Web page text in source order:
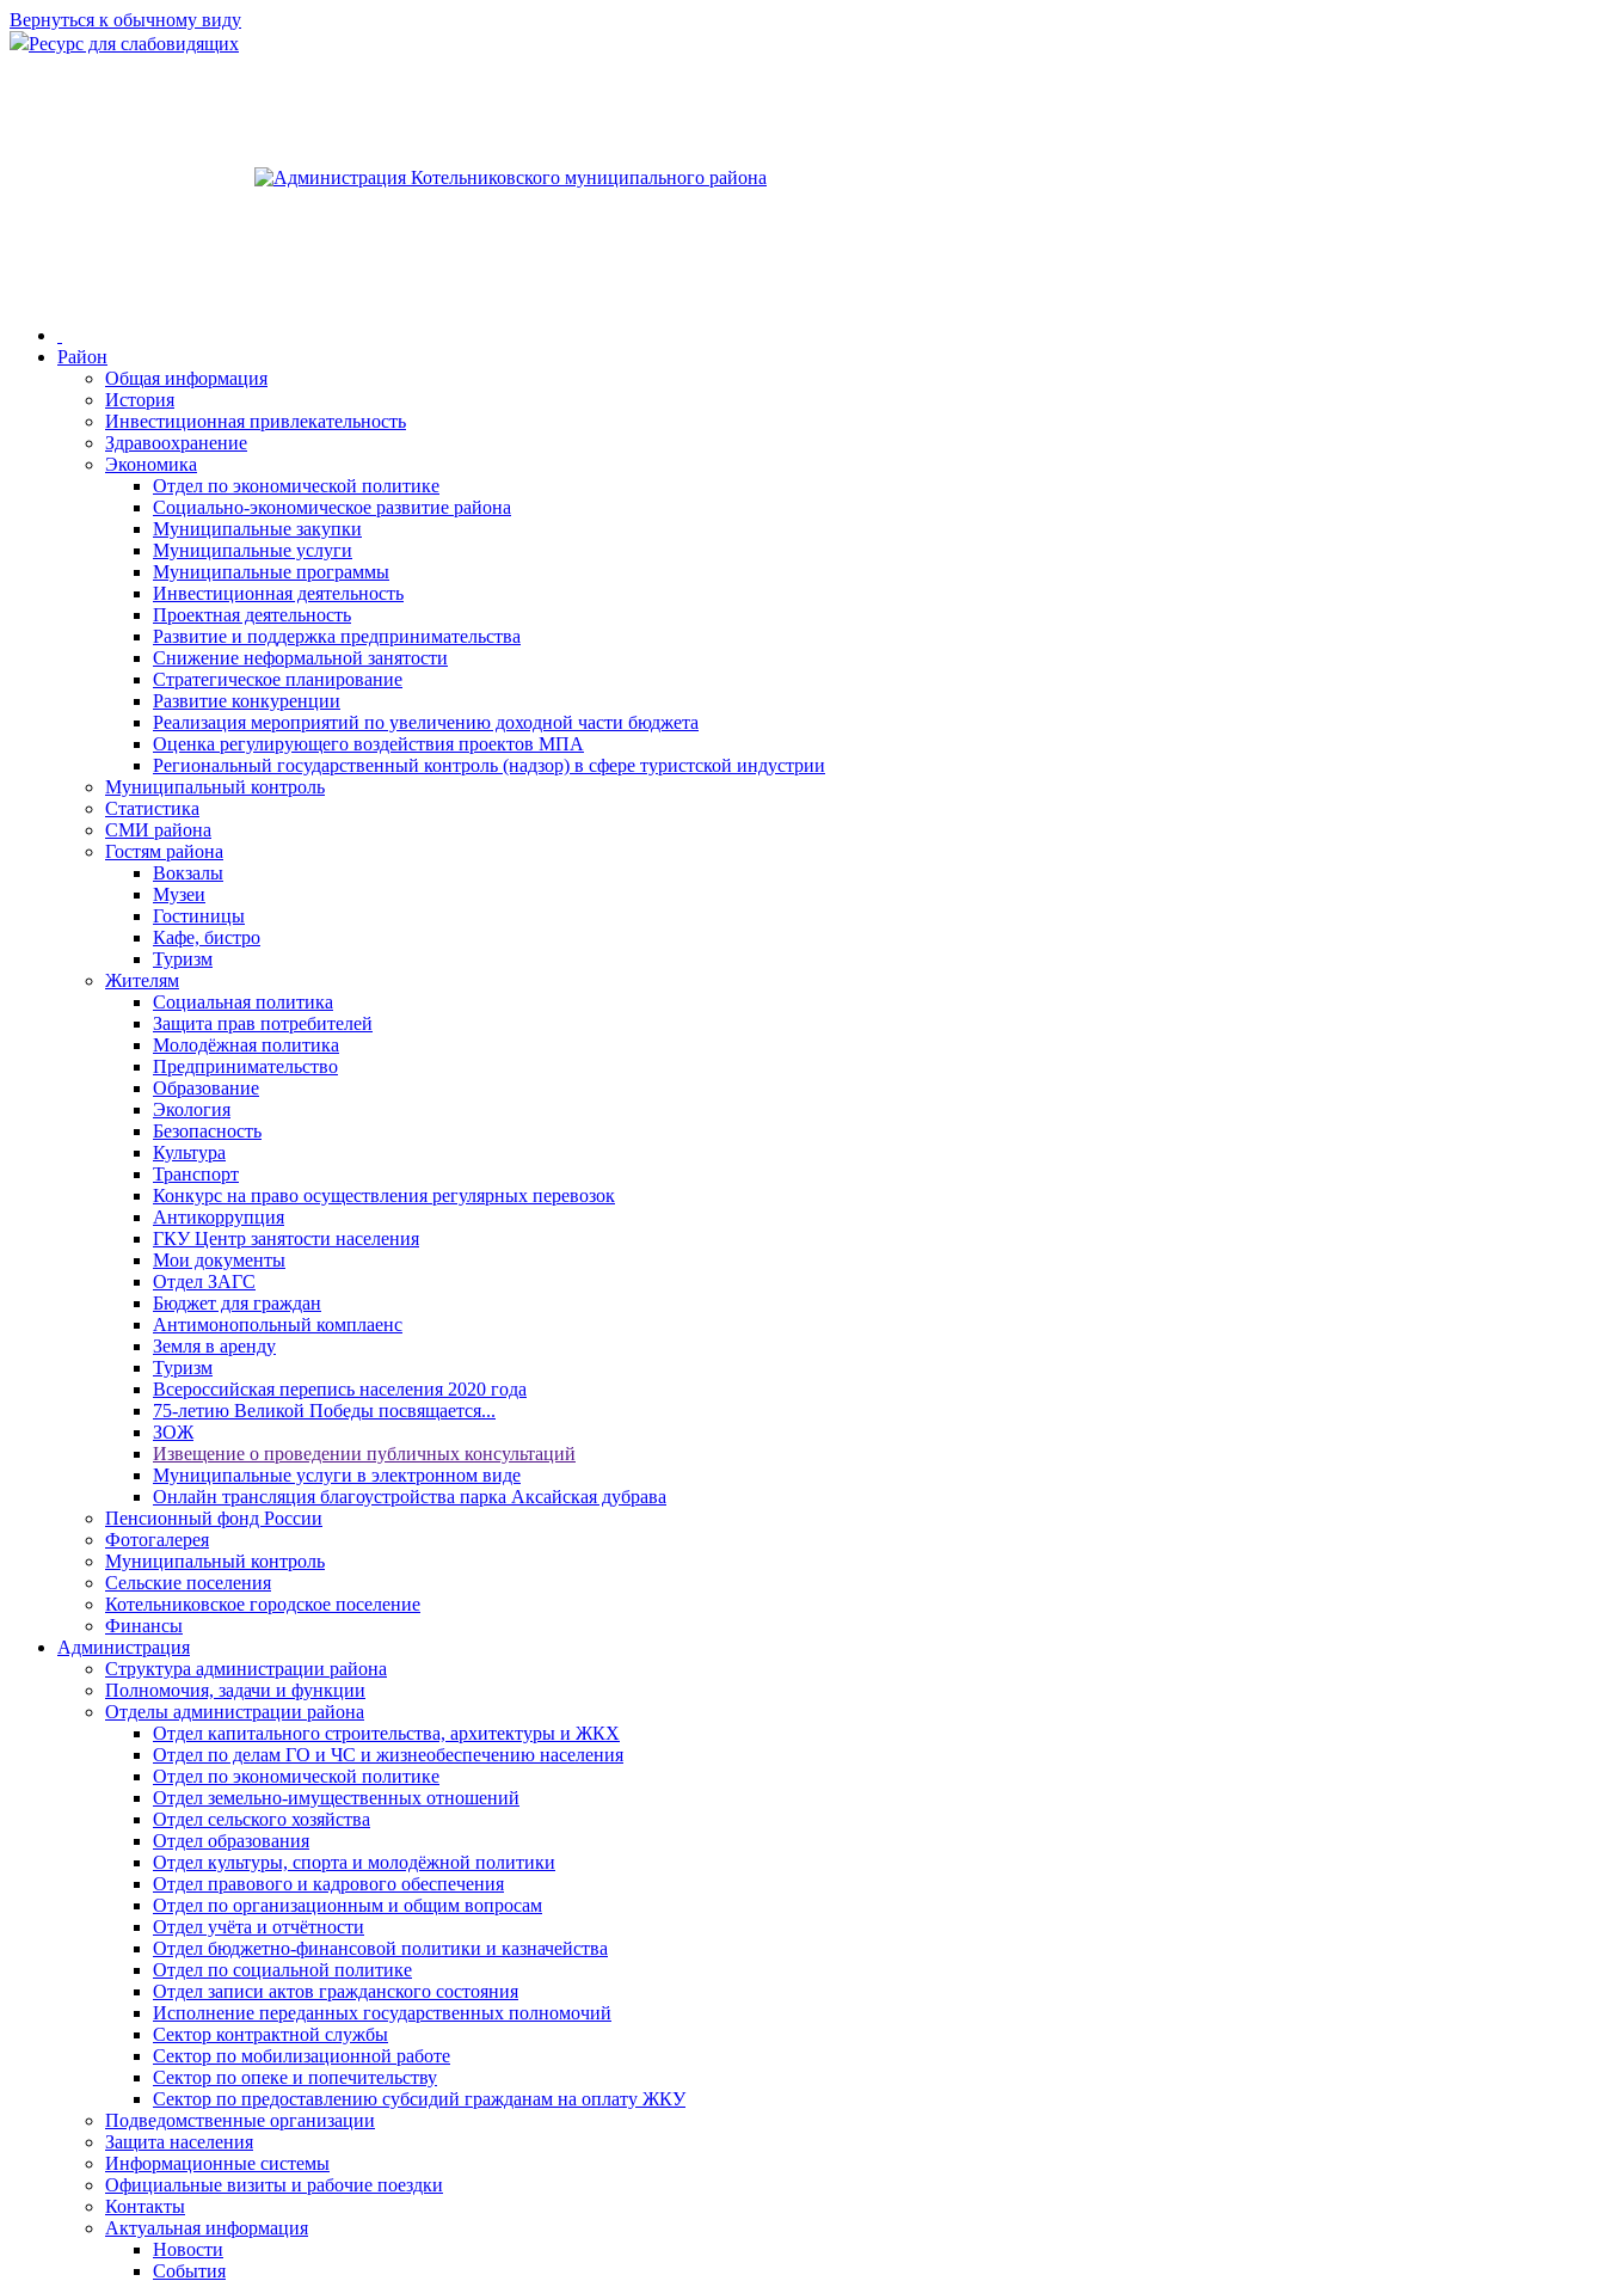
Вернуться к обычному виду
Ресурс для слабовидящих
Район
Общая информация
История
Инвестиционная привлекательность
Здравоохранение
Экономика
Отдел по экономической политике
Социально-экономическое развитие района
Муниципальные закупки
Муниципальные услуги
Муниципальные программы
Инвестиционная деятельность
Проектная деятельность
Развитие и поддержка предпринимательства
Снижение неформальной занятости
Стратегическое планирование
Развитие конкуренции
Реализация мероприятий по увеличению доходной части бюджета
Оценка регулирующего воздействия проектов МПА
Региональный государственный контроль (надзор) в сфере туристской индустрии
Муниципальный контроль
Статистика
СМИ района
Гостям района
Вокзалы
Музеи
Гостиницы
Кафе, бистро
Туризм
Жителям
Социальная политика
Защита прав потребителей
Молодёжная политика
Предпринимательство
Образование
Экология
Безопасность
Культура
Транспорт
Конкурс на право осуществления регулярных перевозок
Антикоррупция
ГКУ Центр занятости населения
Мои документы
Отдел ЗАГС
Бюджет для граждан
Антимонопольный комплаенс
Земля в аренду
Туризм
Всероссийская перепись населения 2020 года
75-летию Великой Победы посвящается...
ЗОЖ
Извещение о проведении публичных консультаций
Муниципальные услуги в электронном виде
Онлайн трансляция благоустройства парка Аксайская дубрава
Пенсионный фонд России
Фотогалерея
Муниципальный контроль
Сельские поселения
Котельниковское городское поселение
Финансы
Администрация
Структура администрации района
Полномочия, задачи и функции
Отделы администрации района
Отдел капитального строительства, архитектуры и ЖКХ
Отдел по делам ГО и ЧС и жизнеобеспечению населения
Отдел по экономической политике
Отдел земельно-имущественных отношений
Отдел сельского хозяйства
Отдел образования
Отдел культуры, спорта и молодёжной политики
Отдел правового и кадрового обеспечения
Отдел по организационным и общим вопросам
Отдел учёта и отчётности
Отдел бюджетно-финансовой политики и казначейства
Отдел по социальной политике
Отдел записи актов гражданского состояния
Исполнение переданных государственных полномочий
Сектор контрактной службы
Сектор по мобилизационной работе
Сектор по опеке и попечительству
Сектор по предоставлению субсидий гражданам на оплату ЖКУ
Подведомственные организации
Защита населения
Информационные системы
Официальные визиты и рабочие поездки
Контакты
Актуальная информация
Новости
События